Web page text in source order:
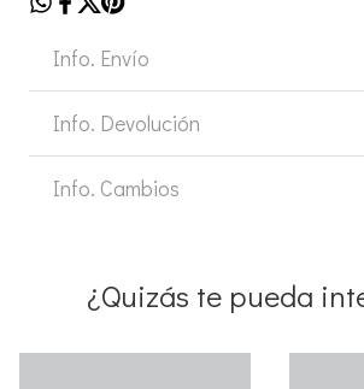
Info. Envío
Info. Devolución
Info. Cambios
¿Quizás te pueda